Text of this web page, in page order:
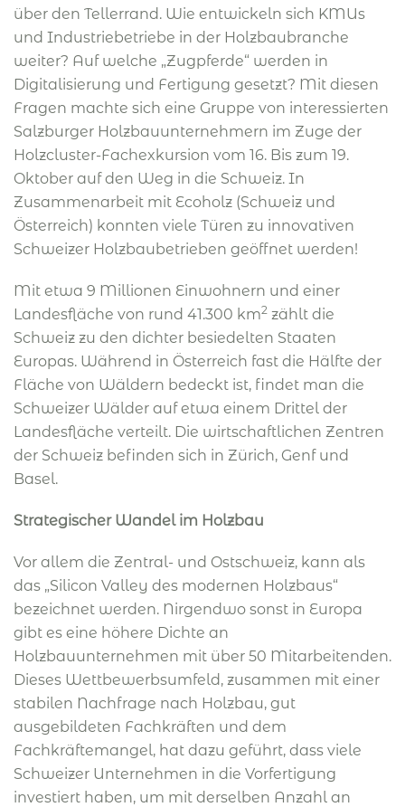
über den Tellerrand. Wie entwickeln sich KMUs
und Industriebetriebe in der Holzbaubranche
weiter? Auf welche „Zugpferde“ werden in
Digitalisierung und Fertigung gesetzt? Mit diesen
Fragen machte sich eine Gruppe von interessierten
Salzburger Holzbauunternehmern im Zuge der
Holzcluster-Fachexkursion vom 16. Bis zum 19.
Oktober auf den Weg in die Schweiz. In
Zusammenarbeit mit Ecoholz (Schweiz und
Österreich) konnten viele Türen zu innovativen
Schweizer Holzbaubetrieben geöffnet werden!
Mit etwa 9 Millionen Einwohnern und einer
Landesfläche von rund 41.300 km2 zählt die
Schweiz zu den dichter besiedelten Staaten
Europas. Während in Österreich fast die Hälfte der
Fläche von Wäldern bedeckt ist, findet man die
Schweizer Wälder auf etwa einem Drittel der
Landesfläche verteilt. Die wirtschaftlichen Zentren
der Schweiz befinden sich in Zürich, Genf und
Basel.
Strategischer Wandel im Holzbau
Vor allem die Zentral- und Ostschweiz, kann als
das „Silicon Valley des modernen Holzbaus“
bezeichnet werden. Nirgendwo sonst in Europa
gibt es eine höhere Dichte an
Holzbauunternehmen mit über 50 Mitarbeitenden.
Dieses Wettbewerbsumfeld, zusammen mit einer
stabilen Nachfrage nach Holzbau, gut
ausgebildeten Fachkräften und dem
Fachkräftemangel, hat dazu geführt, dass viele
Schweizer Unternehmen in die Vorfertigung
investiert haben, um mit derselben Anzahl an